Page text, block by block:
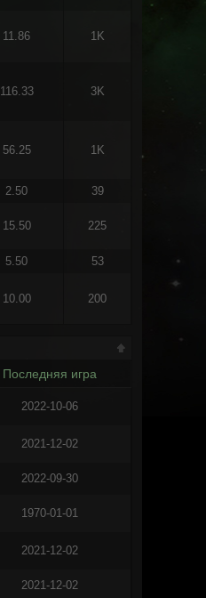
11.86 1K
116.33 3K
56.25 1K
2.50 39
15.50 225
5.50 53
10.00 200
Последняя игра
2022-10-06
2021-12-02
2022-09-30
1970-01-01
2021-12-02
2021-12-02